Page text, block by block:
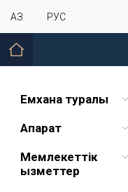
ҚАЗ РУС
Емхана туралы
Ақпарат
Мемлекеттік
қызметтер